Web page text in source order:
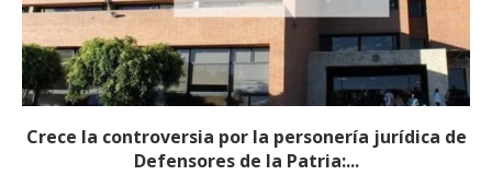
Crece la controversia por la personería jurídica de
Defensores de la Patria:...